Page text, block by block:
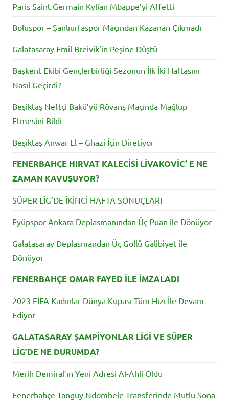
Paris Saint Germain Kylian Mbappe’yi Affetti
Boluspor – Şanlıurfaspor Maçından Kazanan Çıkmadı
Galatasaray Emil Breivik’in Peşine Düştü
Başkent Ekibi Gençlerbirliği Sezonun İlk İki Haftasını
Nasıl Geçirdi?
Beşiktaş Neftçi Bakü’yü Rövanş Maçında Mağlup
Etmesini Bildi
Beşiktaş Anwar El – Ghazi İçin Diretiyor
FENERBAHÇE HIRVAT KALECİSİ LİVAKOVİC’ E NE
ZAMAN KAVUŞUYOR?
SÜPER LİG’DE İKİNCİ HAFTA SONUÇLARI
Eyüpspor Ankara Deplasmanından Üç Puan ile Dönüyor
Galatasaray Deplasmandan Üç Gollü Galibiyet ile
Dönüyor
FENERBAHÇE OMAR FAYED İLE İMZALADI
2023 FIFA Kadınlar Dünya Kupası Tüm Hızı İle Devam
Ediyor
GALATASARAY ŞAMPİYONLAR LİGİ VE SÜPER
LİG’DE NE DURUMDA?
Merih Demiral’ın Yeni Adresi Al-Ahli Oldu
Fenerbahçe Tanguy Ndombele Transferinde Mutlu Sona